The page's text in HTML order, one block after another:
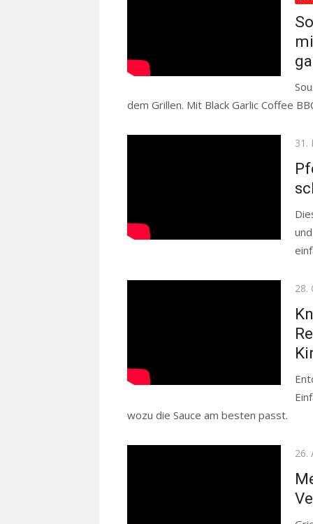
dem Grillen. Mit Black Garlic Coffee
31.
28.
wozu die Sauce am besten passt.
26.